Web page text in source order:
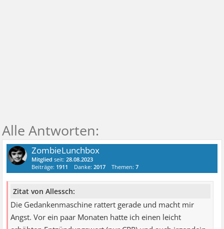
ZombieLunchbox
Mitglied seit:28.08.2023
Beiträge: 1911 Danke:2017 Themen:7
Zitat von Allessch:
Die Gedankenmaschine rattert gerade und macht mir
Angst. Vor ein paar Monaten hatte ich einen leicht